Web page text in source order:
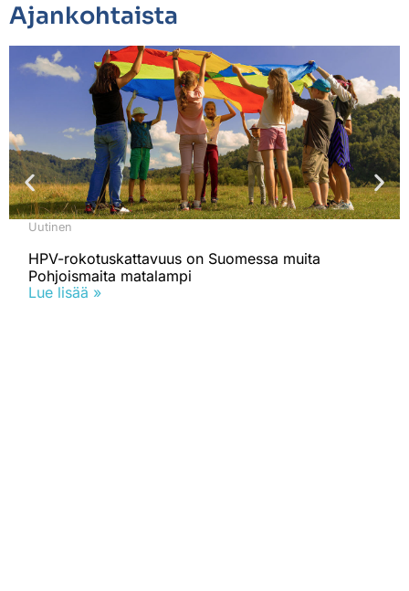
Ajankohtaista
Uutinen
HPV-rokotuskattavuus on Suomessa muita
Pohjoismaita matalampi
Lue lisää »